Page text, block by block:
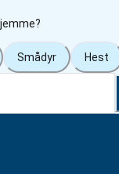
Smådyr Hest